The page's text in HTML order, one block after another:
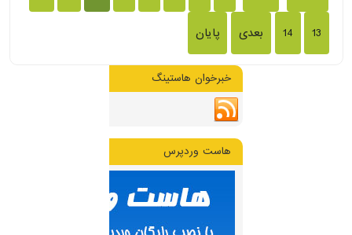
خبرخوان هاستینگ
هاست وردپرس
13
14 بعدی پایان